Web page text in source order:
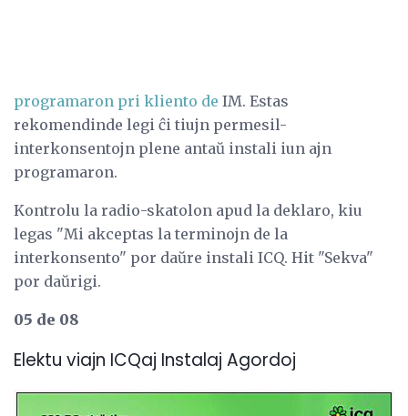
programaron pri kliento de IM. Estas
rekomendinde legi ĉi tiujn permesil-
interkonsentojn plene antaŭ instali iun ajn
programaron.
Kontrolu la radio-skatolon apud la deklaro, kiu
legas "Mi akceptas la terminojn de la
interkonsento" por daŭre instali ICQ. Hit "Sekva"
por daŭrigi.
05 de 08
Elektu viajn ICQaj Instalaj Agordoj